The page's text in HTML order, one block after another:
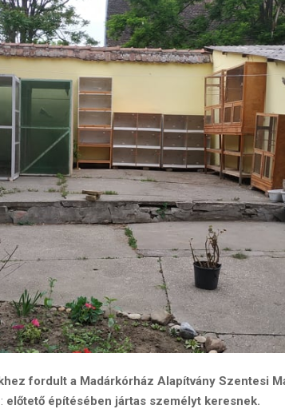
fordult a Madárkórház Alapítvány Szentesi
: előtető építésében jártas személyt keresnek.